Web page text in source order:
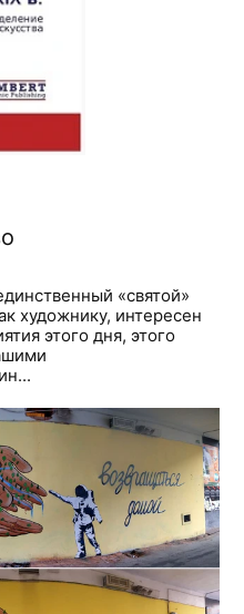
«святой»
художнику, интересен
этого дня, этого